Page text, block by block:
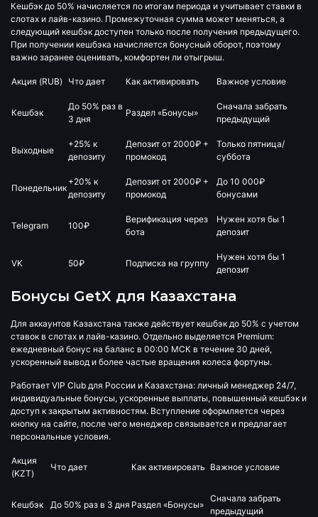
Кешбэк до 50% начисляется по итогам периода и учитывает ставки в
слотах и лайв-казино. Промежуточная сумма может меняться, а
следующий кешбэк доступен только после получения предыдущего.
При получении кешбэка начисляется бонусный оборот, поэтому
важно заранее оценивать, комфортен ли отыгрыш.
Акция (RUB) Что дает Как активировать Важное условие
Кешбэк
До 50% раз в
3 дня
Раздел «Бонусы»
Сначала забрать
предыдущий
Выходные
+25% к
депозиту
Депозит от 2000₽ +
промокод
Только пятница/
суббота
Понедельник
+20% к
депозиту
Депозит от 2000₽ +
промокод
До 10 000₽
бонусами
Telegram 100₽
Верификация через
бота
Нужен хотя бы 1
депозит
VK 50₽ Подписка на группу
Нужен хотя бы 1
депозит
Бонусы GetX для Казахстана
Для аккаунтов Казахстана также действует кешбэк до 50% с учетом
ставок в слотах и лайв-казино. Отдельно выделяется Premium:
ежедневный бонус на баланс в 00:00 МСК в течение 30 дней,
ускоренный вывод и более частые вращения колеса фортуны.
Работает VIP Club для России и Казахстана: личный менеджер 24/7,
индивидуальные бонусы, ускоренные выплаты, повышенный кешбэк и
доступ к закрытым активностям. Вступление оформляется через
кнопку на сайте, после чего менеджер связывается и предлагает
персональные условия.
Акция
(KZT)
Что дает Как активировать Важное условие
Кешбэк До 50% раз в 3 дня Раздел «Бонусы»
Сначала забрать
предыдущий